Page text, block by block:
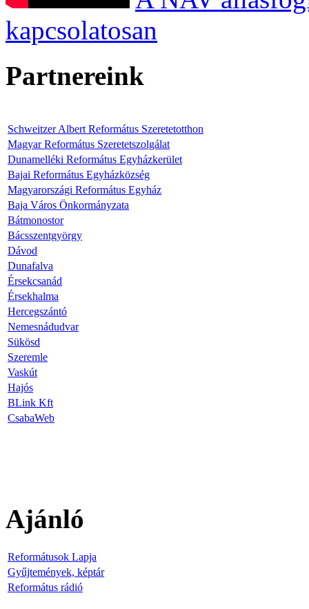
kapcsolatosan
Partnereink
Schweitzer Albert Református Szeretetotthon
Magyar Református Szeretetszolgálat
Dunamelléki Református Egyházkerület
Bajai Református Egyházközség
Magyarországi Református Egyház
Baja Város Önkormányzata
Bátmonostor
Bácsszentgyörgy
Dávod
Dunafalva
Érsekcsanád
Érsekhalma
Hercegszántó
Nemesnádudvar
Sükösd
Szeremle
Vaskút
Hajós
BLink Kft
CsabaWeb
Ajánló
Reformátusok Lapja
Gyűjtemények, képtár
Református rádió